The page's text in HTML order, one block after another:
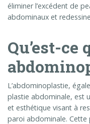
éliminer l’excédent de
abdominaux et
Qu’est-ce
L’abdominoplastie,
plastie abdominale, est
et esthétique visant à
paroi abdominale.